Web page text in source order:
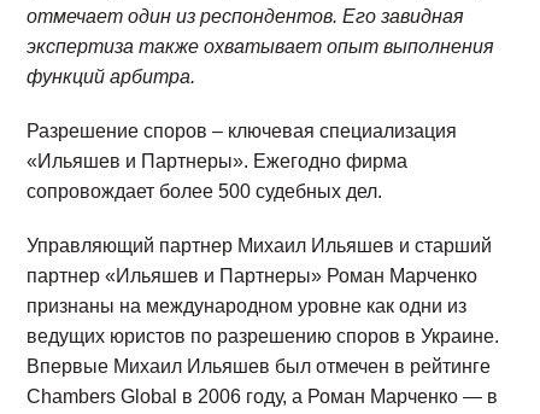
отмечает один из респондентов. Его завидная
экспертиза также охватывает опыт выполнения
функций арбитра.
Разрешение споров – ключевая специализация
«Ильяшев и Партнеры». Ежегодно фирма
сопровождает более 500 судебных дел.
Управляющий партнер Михаил Ильяшев и старший
партнер «Ильяшев и Партнеры» Роман Марченко
признаны на международном уровне как одни из
ведущих юристов по разрешению споров в Украине.
Впервые Михаил Ильяшев был отмечен в рейтинге
Chambers Global в 2006 году, а Роман Марченко — в